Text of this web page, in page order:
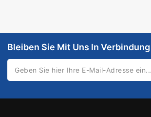
Bleiben Sie Mit Uns In Verbindung